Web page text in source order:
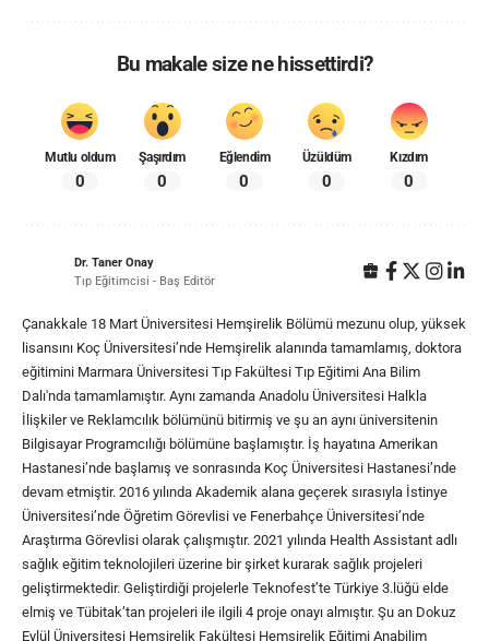
Bu makale size ne hissettirdi?
Mutlu oldum
0
Şaşırdım
0
Eğlendim
0
Üzüldüm
0
Kızdım
0
Dr. Taner Onay
Tıp Eğitimcisi - Baş Editör
Çanakkale 18 Mart Üniversitesi Hemşirelik Bölümü mezunu olup, yüksek
lisansını Koç Üniversitesi’nde Hemşirelik alanında tamamlamış, doktora
eğitimini Marmara Üniversitesi Tıp Fakültesi Tıp Eğitimi Ana Bilim
Dalı'nda tamamlamıştır. Aynı zamanda Anadolu Üniversitesi Halkla
İlişkiler ve Reklamcılık bölümünü bitirmiş ve şu an aynı üniversitenin
Bilgisayar Programcılığı bölümüne başlamıştır. İş hayatına Amerikan
Hastanesi’nde başlamış ve sonrasında Koç Üniversitesi Hastanesi’nde
devam etmiştir. 2016 yılında Akademik alana geçerek sırasıyla İstinye
Üniversitesi’nde Öğretim Görevlisi ve Fenerbahçe Üniversitesi’nde
Araştırma Görevlisi olarak çalışmıştır. 2021 yılında Health Assistant adlı
sağlık eğitim teknolojileri üzerine bir şirket kurarak sağlık projeleri
geliştirmektedir. Geliştirdiği projelerle Teknofest’te Türkiye 3.lüğü elde
elmiş ve Tübitak’tan projeleri ile ilgili 4 proje onayı almıştır. Şu an Dokuz
Eylül Üniversitesi Hemşirelik Fakültesi Hemşirelik Eğitimi Anabilim